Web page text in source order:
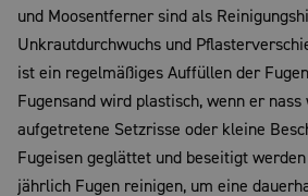
und Moosentferner sind als
Unkrautdurchwuchs und
ist ein regelmäßiges Auffüllen der
Fugensand wird plastisch, wenn er
aufgetretene Setzrisse oder kleine
Fugeisen geglättet und beseitigt
jährlich Fugen reinigen, um eine